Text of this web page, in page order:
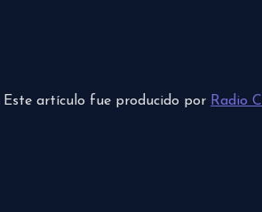
Este artículo fue producido por Radio